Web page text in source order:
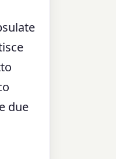
due